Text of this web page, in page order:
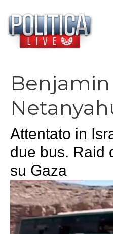
contenuto
Benjamin
Attentato in
due bus. Raid
su Gaza